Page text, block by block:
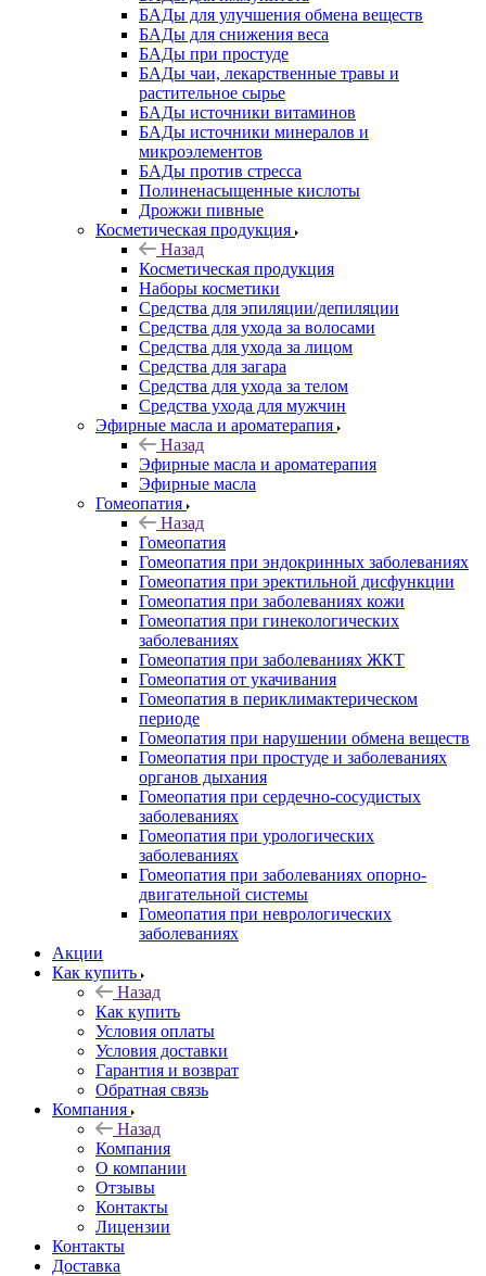
БАДы для улучшения обмена веществ
БАДы для снижения веса
БАДы при простуде
БАДы чаи, лекарственные травы и
растительное сырье
БАДы источники витаминов
БАДы источники минералов и
микроэлементов
БАДы против стресса
Полиненасыщенные кислоты
Дрожжи пивные
Косметическая продукция
Назад
Косметическая продукция
Наборы косметики
Средства для эпиляции/депиляции
Средства для ухода за волосами
Средства для ухода за лицом
Средства для загара
Средства для ухода за телом
Средства ухода для мужчин
Эфирные масла и ароматерапия
Назад
Эфирные масла и ароматерапия
Эфирные масла
Гомеопатия
Назад
Гомеопатия
Гомеопатия при эндокринных заболеваниях
Гомеопатия при эректильной дисфункции
Гомеопатия при заболеваниях кожи
Гомеопатия при гинекологических
заболеваниях
Гомеопатия при заболеваниях ЖКТ
Гомеопатия от укачивания
Гомеопатия в периклимактерическом
периоде
Гомеопатия при нарушении обмена веществ
Гомеопатия при простуде и заболеваниях
органов дыхания
Гомеопатия при сердечно-сосудистых
заболеваниях
Гомеопатия при урологических
заболеваниях
Гомеопатия при заболеваниях опорно-
двигательной системы
Гомеопатия при неврологических
заболеваниях
Акции
Как купить
Назад
Как купить
Условия оплаты
Условия доставки
Гарантия и возврат
Обратная связь
Компания
Назад
Компания
О компании
Отзывы
Контакты
Лицензии
Контакты
Доставка